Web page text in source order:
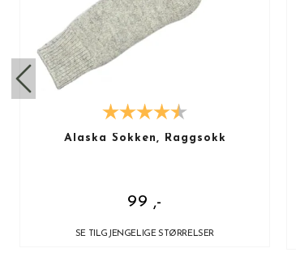
Alaska Sokken, Raggsokk
99 ,-
SE TILGJENGELIGE STØRRELSER